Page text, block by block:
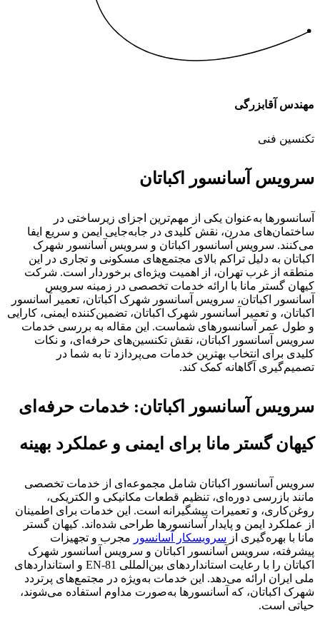
مهندس آقابزرگی
تکنسین فنی
سرویس آسانسور اکباتان
آسانسورها به‌عنوان یکی از مهم‌ترین اجزای زیرساختی در
ساختمان‌های مدرن، نقش کلیدی در جابه‌جایی ایمن و سریع ایفا
می‌کنند. سرویس آسانسور اکباتان و سرویس آسانسور شهرک
اکباتان به دلیل تراکم بالای مجتمع‌های مسکونی و تجاری در این
منطقه از غرب تهران، از اهمیت ویژه‌ای برخوردار است. شرکت
کیهان گستر مانا با ارائه خدمات تخصصی در زمینه سرویس
آسانسور اکباتان، سرویس آسانسور شهرک اکباتان، تعمیر آسانسور
اکباتان، و تعمیر آسانسور شهرک اکباتان، تضمین‌کننده ایمنی، کارایی
و طول عمر آسانسورهای شماست. این مقاله به بررسی خدمات
سرویس آسانسور اکباتان، نقش تکنسین‌های حرفه‌ای، و نکات
کلیدی برای انتخاب بهترین خدمات می‌پردازد تا به شما در
تصمیم‌گیری آگاهانه کمک کند.
سرویس آسانسور اکباتان: خدمات حرفه‌ای
کیهان گستر مانا برای ایمنی و عملکرد بهینه
سرویس آسانسور اکباتان شامل مجموعه‌ای از خدمات تخصصی
مانند بازرسی دوره‌ای، تنظیم قطعات مکانیکی و الکتریکی،
روغن‌کاری، و تعمیرات پیشگیرانه است. این خدمات برای اطمینان
از عملکرد ایمن و پایدار آسانسورها طراحی شده‌اند. کیهان گستر
مانا با بهره‌گیری از سرویسکار آسانسور مجرب و تجهیزات
پیشرفته، سرویس آسانسور اکباتان و سرویس آسانسور شهرک
اکباتان را با رعایت استانداردهای بین‌المللی EN-81 و استانداردهای
ملی ایران ارائه می‌دهد. این خدمات به‌ویژه در مجتمع‌های پرتردد
شهرک اکباتان، که آسانسورها به‌صورت مداوم استفاده می‌شوند،
حیاتی است.